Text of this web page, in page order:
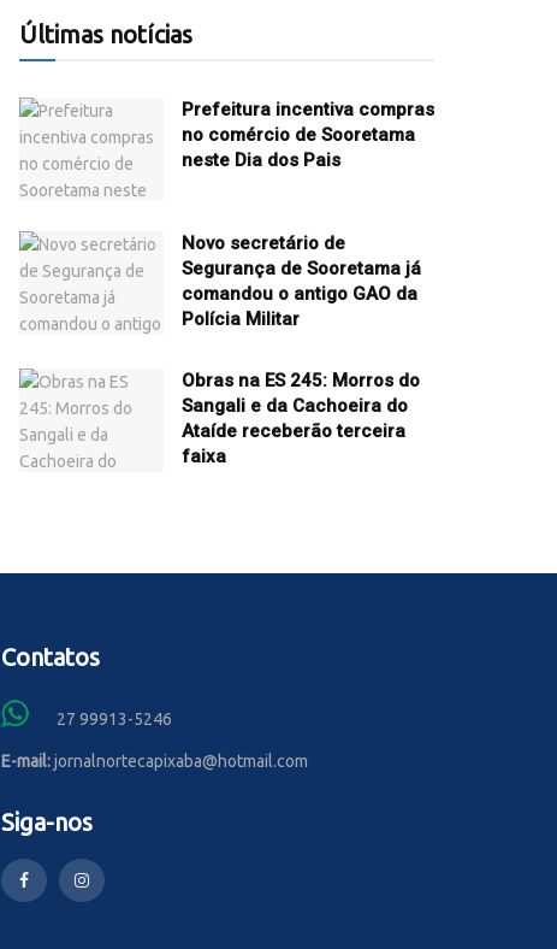
Últimas notícias
Prefeitura incentiva compras
no comércio de Sooretama
neste Dia dos Pais
Novo secretário de
Segurança de Sooretama já
comandou o antigo GAO da
Polícia Militar
Obras na ES 245: Morros do
Sangali e da Cachoeira do
Ataíde receberão terceira
faixa
Contatos
27 99913-5246
E-mail:jornalnortecapixaba@hotmail.com
Siga-nos